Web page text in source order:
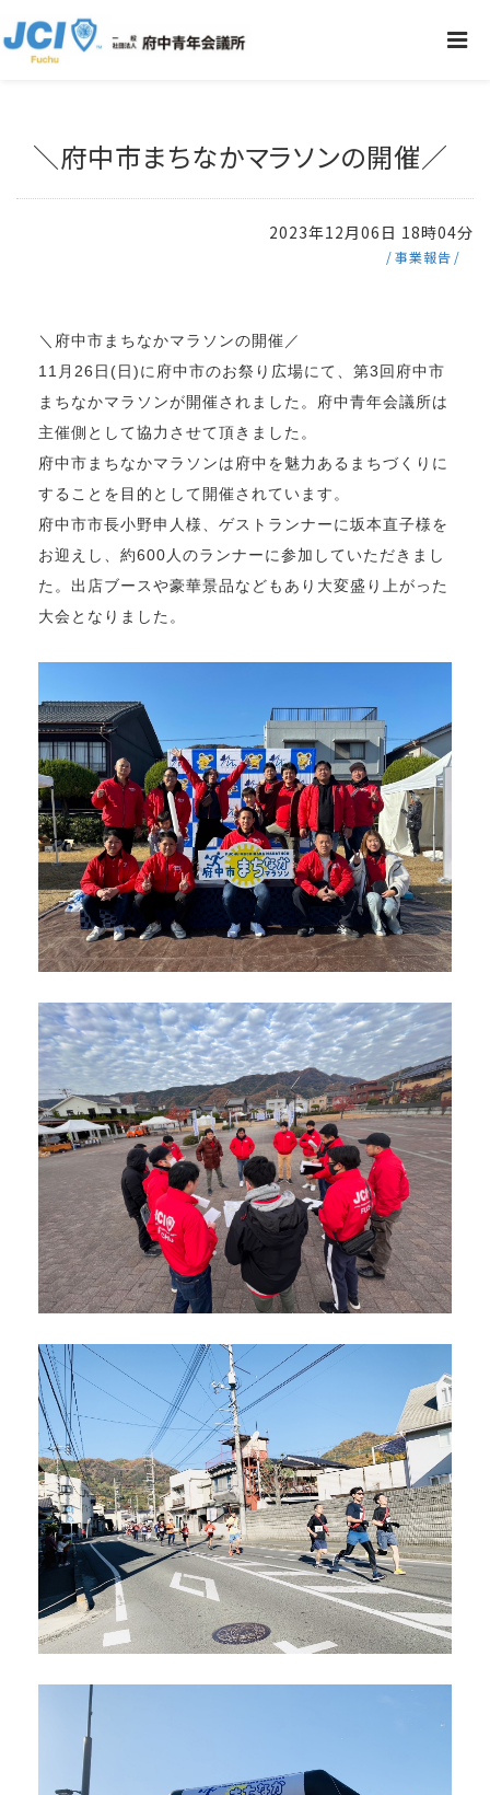
＼府中市まちなかマラソンの開催／
2023年12月06日 18時04分
事業報告
＼府中市まちなかマラソンの開催／
11月26日(日)に府中市のお祭り広場にて、第3回府中市
まちなかマラソンが開催されました。府中青年会議所は
主催側として協力させて頂きました。
府中市まちなかマラソンは府中を魅力あるまちづくりに
することを目的として開催されています。
府中市市長小野申人様、ゲストランナーに坂本直子様を
お迎えし、約600人のランナーに参加していただきまし
た。出店ブースや豪華景品などもあり大変盛り上がった
大会となりました。